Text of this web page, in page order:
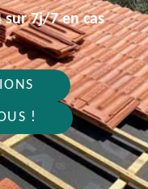
7j/7 en cas
!